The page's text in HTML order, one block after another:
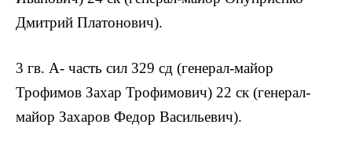
Дмитрий Платонович).
3 гв. А- часть сил 329 сд (генерал-майор
Трофимов Захар Трофимович) 22 ск (генерал-
майор Захаров Федор Васильевич).